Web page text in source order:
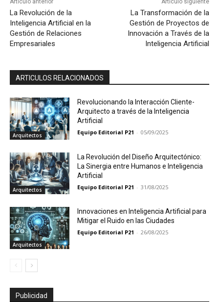
Artículo anterior
La Revolución de la
Inteligencia Artificial en la
Gestión de Relaciones
Empresariales
Artículo siguiente
La Transformación de la
Gestión de Proyectos de
Innovación a Través de la
Inteligencia Artificial
ARTICULOS RELACIONADOS
Arquitectos
Revolucionando la Interacción Cliente-
Arquitecto a través de la Inteligencia
Artificial
Equipo Editorial P21 - 05/09/2025
Arquitectos
La Revolución del Diseño Arquitectónico:
La Sinergia entre Humanos e Inteligencia
Artificial
Equipo Editorial P21 - 31/08/2025
Arquitectos
Innovaciones en Inteligencia Artificial para
Mitigar el Ruido en las Ciudades
Equipo Editorial P21 - 26/08/2025
Publicidad